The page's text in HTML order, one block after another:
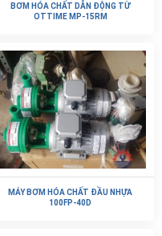
BƠM HÓA CHẤT DẪN ĐỘNG TỪ
OTTIME MP-15RM
MÁY BƠM HÓA CHẤT ĐẦU NHỰA
100FP-40D